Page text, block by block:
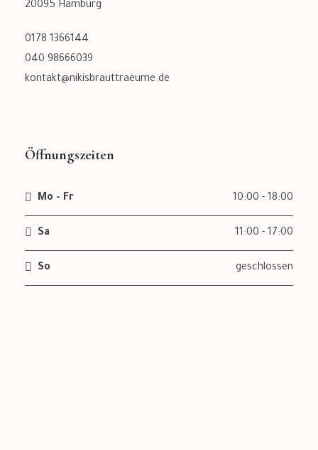
20095 Hamburg
0178 1366144
040 98666039
kontakt@nikisbrauttraeume.de
Öffnungszeiten
Mo - Fr 10:00 - 18:00
Sa 11:00 - 17:00
So geschlossen